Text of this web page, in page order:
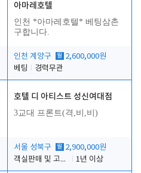
아마레호텔
인천 *아마레호텔* 베팅삼촌
구합니다.
인천 계양구 월 2,600,000원
베팅
경력무관
호텔 디 아티스트 성신여대점
3교대 프론트(격,비,비)
서울 성북구 월 2,900,000원
객실판매 및 고객응대
1년 이상